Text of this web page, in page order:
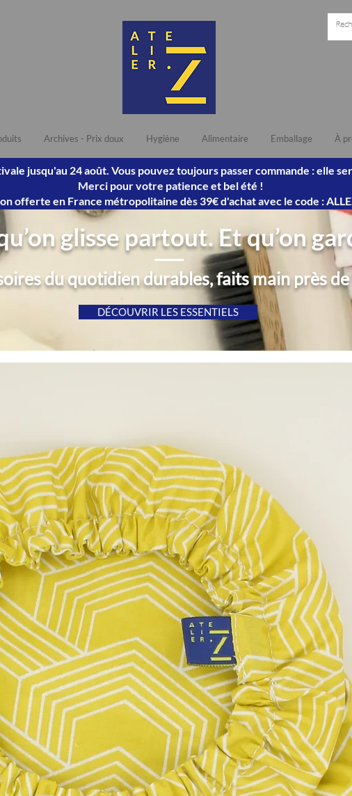
Archives - Prix doux Hygiène Alimentaire Emballage À
jusqu'au 24 août. Vous pouvez toujours passer commande : elle
Merci pour votre patience et bel été !
offerte en France métropolitaine dès 39€ d'achat avec le code :
glisse partout. Et qu’on
du quotidien durables, faits main près
DÉCOUVRIR LES ESSENTIELS